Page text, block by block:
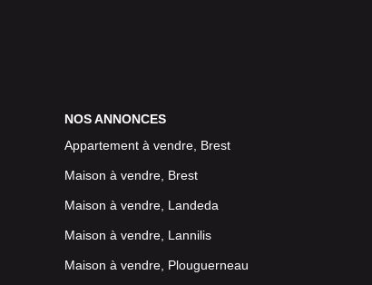
NOS ANNONCES
Appartement à vendre, Brest
Maison à vendre, Brest
Maison à vendre, Landeda
Maison à vendre, Lannilis
Maison à vendre, Plouguerneau